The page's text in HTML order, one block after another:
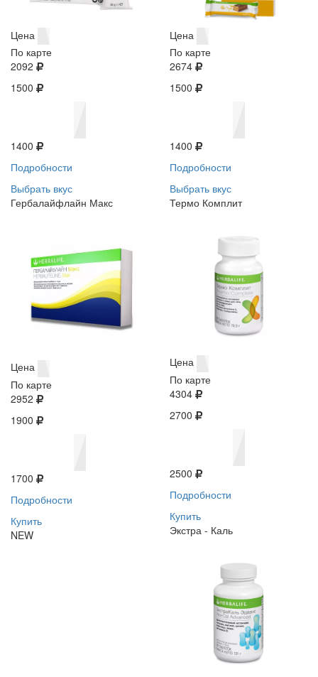
Цена
По карте
2092
1500
1400
Подробности
Выбрать вкус
Цена
По карте
2674
1500
1400
Подробности
Выбрать вкус
Гербалайфлайн Макс
Цена
По карте
2952
1900
1700
Подробности
Купить
NEW
Термо Комплит
Цена
По карте
4304
2700
2500
Подробности
Купить
Экстра - Каль